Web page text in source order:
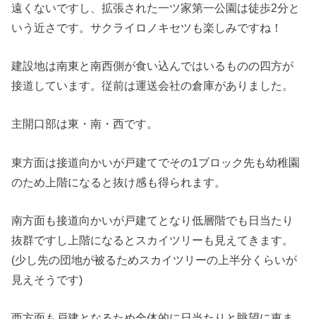
遠くないですし、拡張された一ツ家第一公園は徒歩2分と
いう近さです。サクライロノキセツも楽しみですね！
建設地は南東と南西側が食い込んではいるものの四方が
接道しています。従前は運送会社の倉庫がありました。
主開口部は東・南・西です。
東方面は接道向かいが戸建てでその1ブロック先も幼稚園
のため上階になると抜け感も得られます。
南方面も接道向かいが戸建てとなり低層階でも日当たり
抜群ですし上階になるとスカイツリーも見えてきます。
(少し先の団地が被るためスカイツリーの上半分くらいが
見えそうです)